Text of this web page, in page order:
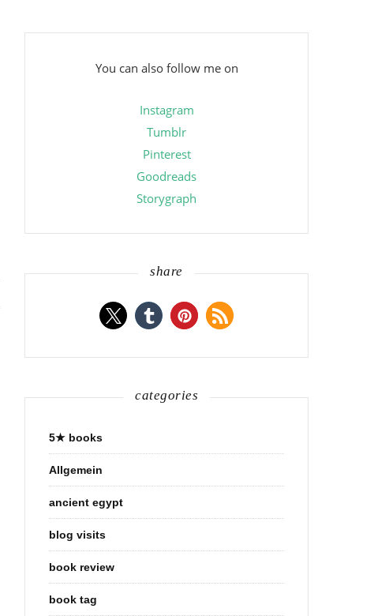
You can also follow me on
Instagram
Tumblr
Pinterest
Goodreads
Storygraph
share
categories
5★ books
Allgemein
ancient egypt
blog visits
book review
book tag